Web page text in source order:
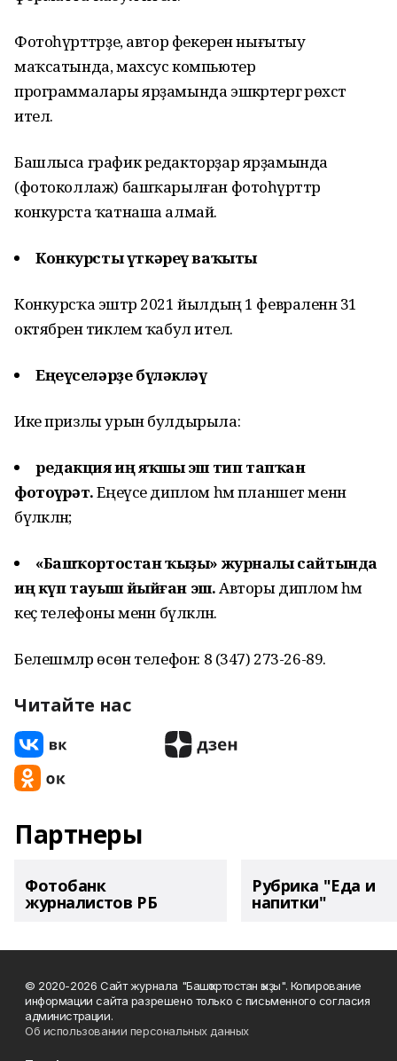
Фотоһүрәттәрҙе, автор фекерен нығытыу
маҡсатында, махсус компьютер
программалары ярҙамында эшкәртергә рөхсәт
ителә.
Башлыса график редакторҙар ярҙамында
(фотоколлаж) башҡарылған фотоһүрәттәр
конкурста ҡатнаша алмай.
Конкурсты үткәреү ваҡыты
Конкурсҡа эштәр 2021 йылдың 1 февраленән 31
октябренә тиклем ҡабул ителә.
Еңеүселәрҙе бүләкләү
Ике призлы урын булдырыла:
редакция иң яҡшы эш тип тапҡан
фотоһүрәт.Еңеүсе диплом һәм планшет менән
бүләкләнә;
«Башҡортостан ҡыҙы» журналы сайтында
иң күп тауыш йыйған эш.Авторы диплом һәм
кеҫә телефоны менән бүләкләнә.
Белешмәләр өсөн телефон: 8 (347) 273-26-89.
Читайте нас
Партнеры
Фотобанк
журналистов РБ
Рубрика "Еда и
напитки"
© 2020-2026 Сайт журнала "Башҡортостан ҡыҙы". Копирование
информации сайта разрешено только с письменного согласия
администрации.
Об использовании персональных данных